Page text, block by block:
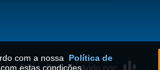
PR • Desenvolvido por:
com a nossa Política de
estas condições.